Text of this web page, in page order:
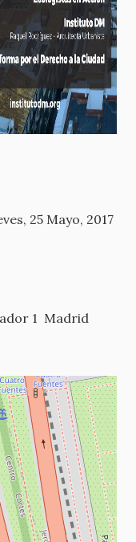
25 Mayo, 2017
1 Madrid